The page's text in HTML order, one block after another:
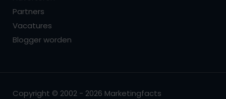
Partners
Vacatures
Blogger worden
Copyright © 2002 - 2026 Marketingfacts